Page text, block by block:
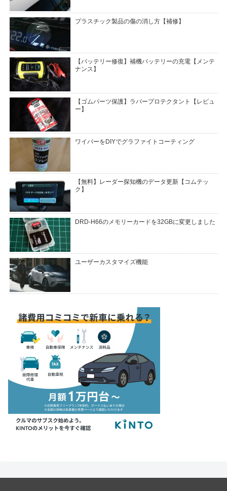
プラスチック製品の傷の消し方【補修】
【バッテリー修復】補機バッテリーの充電【メンテ
ナンス】
【ゴムパーツ保護】ラバープロテクタント【レビュ
ー】
ワイパーをDIYでグラファイトコーティング
【無料】レーダー探知機のデータ更新【コムテッ
ク】
DRD-H66のメモリーカードを32GBに変更しました
ユーザーカスタマイズ機能